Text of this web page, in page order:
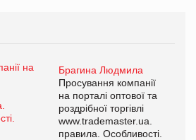
Брагина Людмила
Просування компанії
на порталі оптової та
роздрібної торгівлі
www.trademaster.ua.
правила. Особливості.